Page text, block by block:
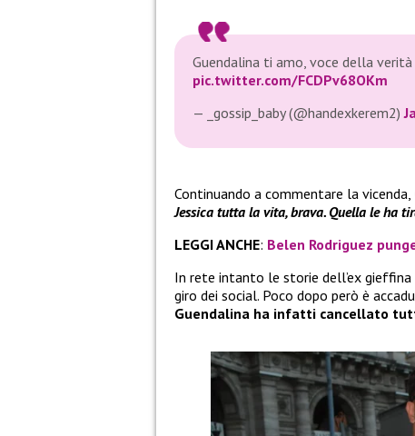
Guendalina ti amo, voce della verità
pic.twitter.com/FCDPv68OKm
— _gossip_baby (@handexkerem2)
Continuando a commentare la vicenda,
Jessica tutta la vita, brava. Quella le ha
LEGGI ANCHE: Belen Rodriguez
In rete intanto le storie dell’ex
giro dei social. Poco dopo però è
Guendalina ha infatti cancellato